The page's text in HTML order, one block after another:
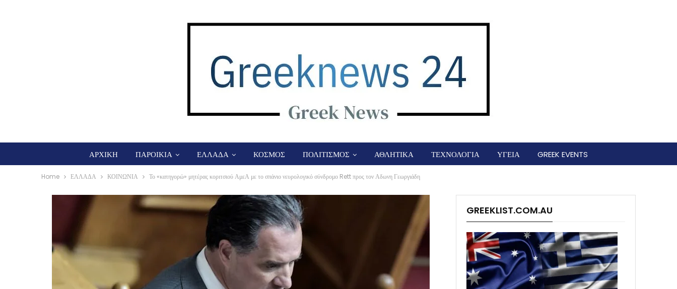
ΑΡΧΙΚΗ ΠΑΡΟΙΚΙΑ ΕΛΛΑΔΑ ΚΟΣΜΟΣ ΠΟΛΙΤΙΣΜΟΣ ΑΘΛΗΤΙΚΑ ΤΕΧΝΟΛΟΓΙΑ ΥΓΕΙΑ GREEK EVENTS
Home ΕΛΛΑΔΑ ΚΟΙΝΩΝΙΑ Το «κατηγορώ» μητέρας κοριτσιού ΑμεΑ με το σπάνιο νευρολογικό σύνδρομο Rett προς τον Αδωνη Γεωργιάδη
GREEKLIST.COM.AU